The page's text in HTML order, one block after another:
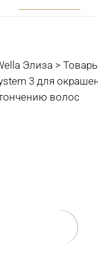
Элиза >
3 для
волос